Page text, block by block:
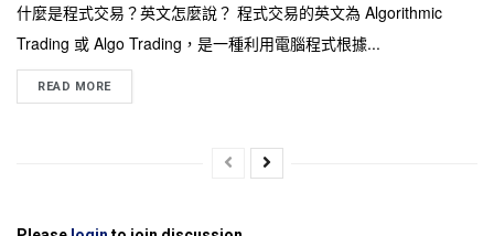
什麼是程式交易？英文怎麼說？ 程式交易的英文為 Algorithmic
Trading 或 Algo Trading，是一種利用電腦程式根據...
READ MORE